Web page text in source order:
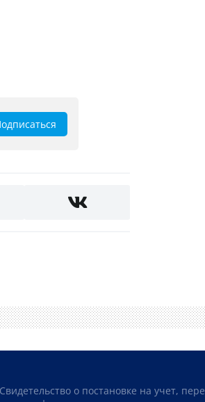
Свидетельство о постановке на учет,